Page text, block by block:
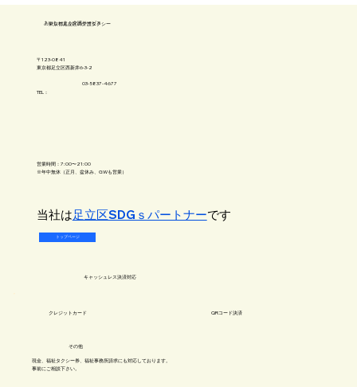
​東京都足立区の介護タクシー
​あいしーえふ介護サービス
〒123-0841
​東京都足立区西新井6-3-2
TEL：
03-5837-4677
キャッシュレス​決済対応
​クレジットカード QRコード決済
​その他
現金、福祉タクシー券、福祉事務所請求にも対応しております。
事前にご相談下さい​。
営業時間：7:00〜21:00
※年中無休（正月、盆休み、GWも営業）
​当社は足立区SDGｓパートナーです
トップページ